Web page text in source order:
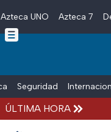
Skip to main content
Azteca UNO Azteca 7
Seguridad
ÚLTIMA HORA